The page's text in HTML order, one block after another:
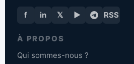
f in 𝕏 ▶ RSS
À PROPOS
Qui sommes-nous ?